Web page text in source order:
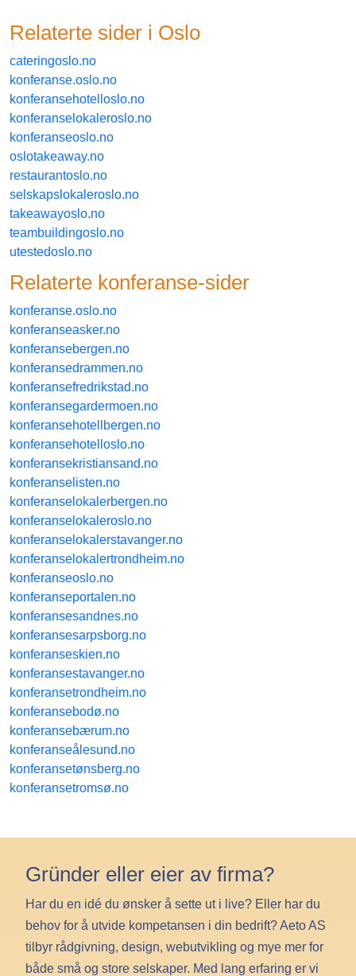
Relaterte sider i oslo
cateringoslo.no
konferanse.oslo.no
konferansehotelloslo.no
konferanselokaleroslo.no
konferanseoslo.no
oslotakeaway.no
restaurantoslo.no
selskapslokaleroslo.no
takeawayoslo.no
teambuildingoslo.no
utestedoslo.no
Relaterte konferanse-sider
konferanse.oslo.no
konferanseasker.no
konferansebergen.no
konferansedrammen.no
konferansefredrikstad.no
konferansegardermoen.no
konferansehotellbergen.no
konferansehotelloslo.no
konferansekristiansand.no
konferanselisten.no
konferanselokalerbergen.no
konferanselokaleroslo.no
konferanselokalerstavanger.no
konferanselokalertrondheim.no
konferanseoslo.no
konferanseportalen.no
konferansesandnes.no
konferansesarpsborg.no
konferanseskien.no
konferansestavanger.no
konferansetrondheim.no
konferansebodø.no
konferansebærum.no
konferanseålesund.no
konferansetønsberg.no
konferansetromsø.no
Gründer eller eier av firma?
Har du en idé du ønsker å sette ut i live? Eller har du
behov for å utvide kompetansen i din bedrift? Aeto AS
tilbyr rådgivning, design, webutvikling og mye mer for
både små og store selskaper. Med lang erfaring er vi